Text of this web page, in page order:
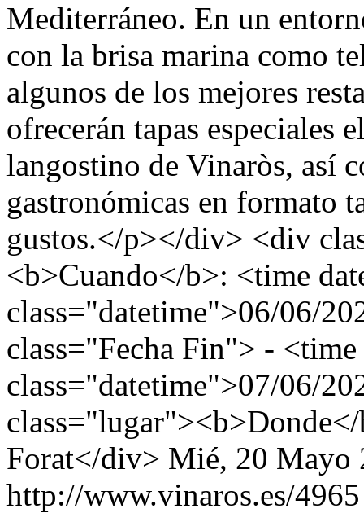
Mediterráneo. En un
con la brisa marina como
algunos de los mejores
ofrecerán tapas especiales
langostino de Vinaròs, así
gastronómicas en formato
gustos.</p></div> <div
<b>Cuando</b>: <time
class="datetime">06/06/
class="Fecha Fin"> -
class="datetime">07/06/
Forat</div> Mié, 20 Mayo
http://www.vinaros.es/4965